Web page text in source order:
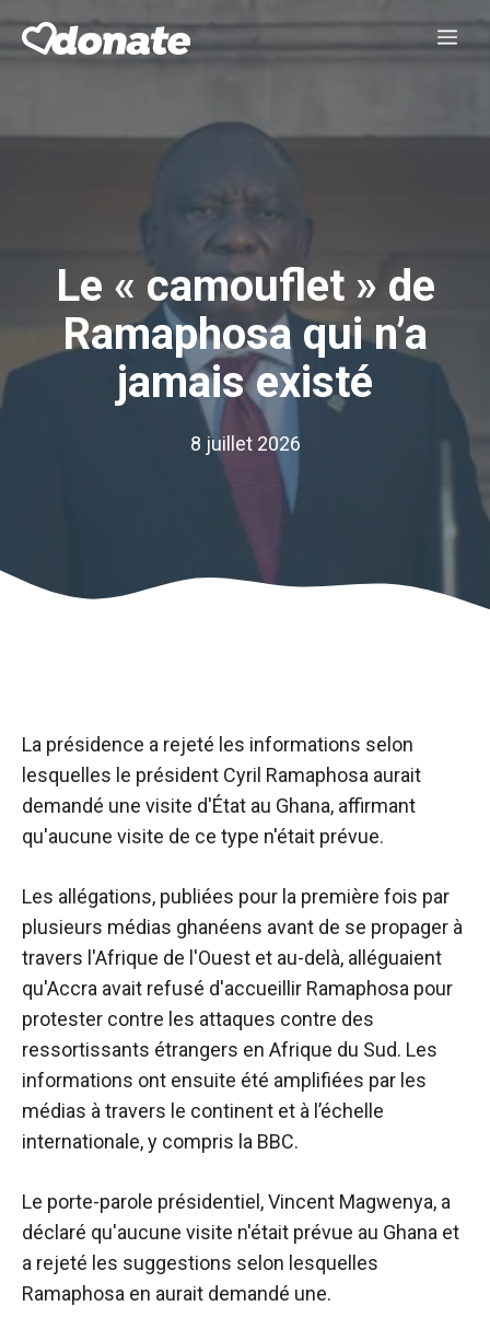
au
Le « camouflet » de
Ramaphosa qui n’a
jamais existé
8 juillet 2026
La présidence a rejeté les informations selon
lesquelles le président Cyril Ramaphosa aurait
demandé une visite d'État au Ghana, affirmant
qu'aucune visite de ce type n'était prévue.
Les allégations, publiées pour la première fois par
plusieurs médias ghanéens avant de se propager à
travers l'Afrique de l'Ouest et au-delà, alléguaient
qu'Accra avait refusé d'accueillir Ramaphosa pour
protester contre les attaques contre des
ressortissants étrangers en Afrique du Sud. Les
informations ont ensuite été amplifiées par les
médias à travers le continent et à l’échelle
internationale, y compris la BBC.
Le porte-parole présidentiel, Vincent Magwenya, a
déclaré qu'aucune visite n'était prévue au Ghana et
a rejeté les suggestions selon lesquelles
Ramaphosa en aurait demandé une.